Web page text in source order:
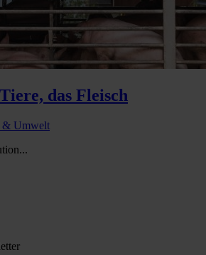
das Fleisch
& Umwelt